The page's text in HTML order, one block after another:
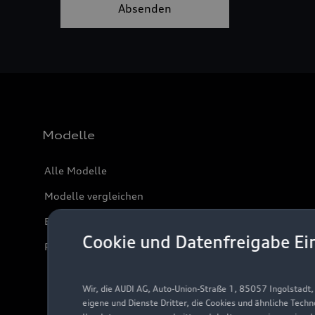
Cookie und Datenfreigabe
Wir, die AUDI AG, Auto-Union-Straße 1, 85057
eigene und Dienste Dritter, die Cookies und ähnliche
Modelle
Alle Modelle
Modelle vergleichen
Elektromodelle
Plug-in-Hybride